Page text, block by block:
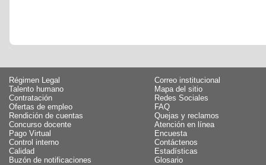
Régimen Legal
Talento humano
Contratación
Ofertas de empleo
Rendición de cuentas
Concurso docente
Pago Virtual
Control interno
Calidad
Buzón de notificaciones
Correo institucional
Mapa del sitio
Redes Sociales
FAQ
Quejas y reclamos
Atención en línea
Encuesta
Contáctenos
Estadísticas
Glosario